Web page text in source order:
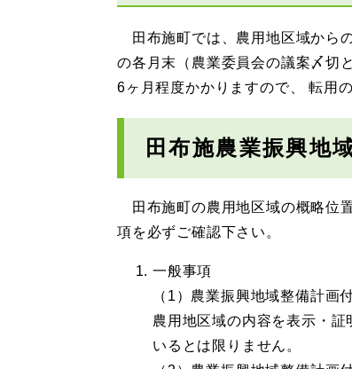
田布施町では、農用地区域から
の各月末（農業委員会の議案〆切
6ヶ月程度かかりますので、 転用
田布施農業振興地
田布施町の農用地区域の概略位
項を必ずご確認下さい。
一般事項
（1）農業振興地域整備計画
農用地区域の内容を表示・
いるとは限りません。